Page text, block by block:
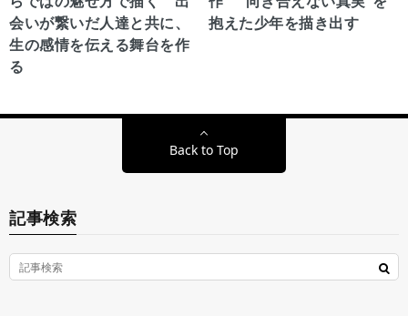
会いが繋いだ人達と共に、
生の感情を伝える舞台を作
る
抱えた少年を描き出す
Back to Top
記事検索